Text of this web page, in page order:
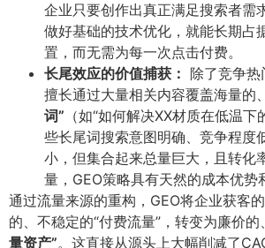
企业只要创作出真正满足搜索者需
做好基础的技术优化，就能长期占
置，而无需为每一次点击付费。
长尾效应的价值捕获：​ 除了竞争热
擅长通过大量相关内容覆盖海量的
词”​ （如“如何解决XX材质在低温
些长尾词搜索意图明确、竞争程度
小，但集合起来总量巨大，且转化
量，GEO策略具有天然的成本优势
通过流量来源的重构，GEO将企业获客
的、不稳定的“付费流量”，转变为廉价的
量资产”​。这直接从源头上大幅削减了